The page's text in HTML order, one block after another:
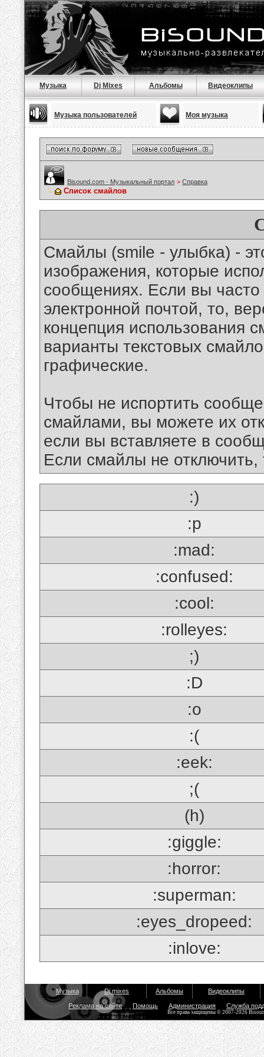
Музыка Dj Mixes Альбомы Видеоклипы
Музыка пользователей Моя музыка
Bisound.com - Музыкальный портал > Справка
Список смайлов
Смайлы (smile - улыбка) -
изображения, которые
сообщениях. Если вы часто
электронной почтой, то,
концепция использования
варианты текстовых
графические.
Чтобы не испортить
смайлами, вы можете их
если вы вставляете в
Если смайлы не отключить,
:)
:p
:mad:
:confused:
:cool:
:rolleyes:
;)
:D
:o
:(
:eek:
;(
(h)
:giggle:
:horror:
:superman:
:eyes_dropeed:
:inlove:
Музыка Dj mixes Альбомы Видеоклипы
Реклама на сайте Помощь Администрация Служба
Все права защищены © 2007-2026